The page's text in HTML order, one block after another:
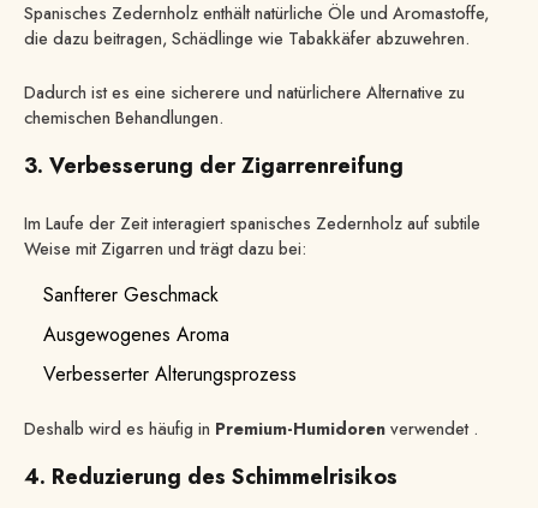
Spanisches Zedernholz enthält natürliche Öle und Aromastoffe,
die dazu beitragen, Schädlinge wie Tabakkäfer abzuwehren.
Dadurch ist es eine sicherere und natürlichere Alternative zu
chemischen Behandlungen.
3. Verbesserung der Zigarrenreifung
Im Laufe der Zeit interagiert spanisches Zedernholz auf subtile
Weise mit Zigarren und trägt dazu bei:
Sanfterer Geschmack
Ausgewogenes Aroma
Verbesserter Alterungsprozess
Deshalb wird es häufig in Premium-Humidoren verwendet .
4. Reduzierung des Schimmelrisikos